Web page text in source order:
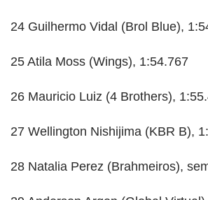
24 Guilhermo Vidal (Brol Blue),
25 Atila Moss (Wings), 1:54.767
26 Mauricio Luiz (4 Brothers),
27 Wellington Nishijima (KBR B),
28 Natalia Perez (Brahmeiros),